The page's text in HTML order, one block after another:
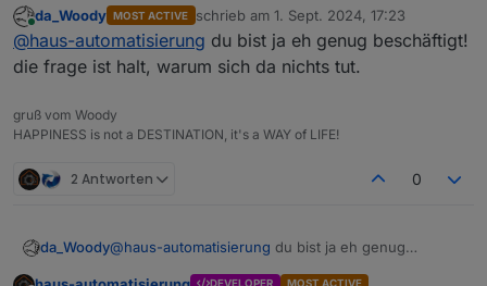
genutzt oder getestet. Und auch nichts
mitentwickelt. Das war alles Denis
soweit ich weiß. Daher müsste ich mich
Online
da_Woody MOST ACTIVE schrieb am 1. Sept. 2024, 17:23
zuletzt editiert von
@haus-automatisierung du bist ja eh genug beschäftigt!
die frage ist halt, warum sich da nichts tut.
gruß vom Woody
HAPPINESS is not a DESTINATION, it's a WAY of LIFE!
2 Antworten 0
da_Woody@haus-automatisierung du bist ja eh genug
DEVELOPER MOST ACTIVE